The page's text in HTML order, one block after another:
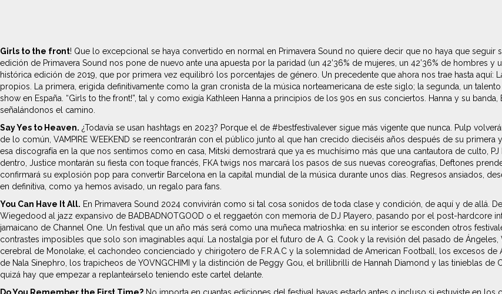
Girls to the front! Que lo excepcional se haya convertido en normal en Primavera Sound no quiere decir que no haya que
edición de Primavera Sound nos pone de nuevo ante una apuesta por la paridad (un 42’36% de mujeres, un 42’36% de hombres
histórica edición de 2019, que por primera vez equilibró los porcentajes de género. Un precedente que ahora nos trae hasta aquí:
propios. La primera, erigida definitivamente como la gran cronista de la música norteamericana de este siglo; la segunda, un
show en España. “Girls to the front!”, tal y como exigía Kathleen Hanna a principios de los 90s en sus conciertos. Hanna y su
señalándonos el camino.
Say Yes to Heaven. ¿Todavía se usan hashtags en 2023? Porque el de #bestfestivalever sigue más vigente que nunca. Pulp
de lo común, VAMPIRE WEEKEND se reencontrarán con el público junto al que han crecido dieciséis años después de su
esa discografía en la que nos sentimos como en casa, Mitski demostrará que ya es muchísimo más que una cantautora de culto,
dentro, Justice montarán su fiesta con toque francés, FKA twigs nos marcará los pasos de sus nuevas coreografías, Deftones
confirmará su explosión pop para convertir Barcelona en la capital mundial de la música durante unos días. Regresos ansiados,
en definitiva, como ya hemos avisado, un regalo para fans.
You Can Have It All. En Primavera Sound 2024 convivirán como si tal cosa sonidos de toda clase y condición, de aquí y de allá.
Wiegedood al jazz expansivo de BADBADNOTGOOD o el reggaetón con memoria de DJ Playero, pasando por el post-
jamaicano de Channel One. Un festival que un año más será como una muñeca matrioshka: en su interior se esconden otros
contrastes imposibles que solo son imaginables aquí. La nostalgia por el futuro de A. G. Cook y la revisión del pasado de
cerebral de Monolake, el cachondeo concienciado y chirigotero de F.R.A.C y la solemnidad de American Football, los excesos
de Nala Sinephro, los trapicheos de YOVNGCHIMI y la distinción de Peggy Gou, el brillibrilli de Hannah Diamond y las tinieblas
quizá hay que empezar a replanteárselo teniendo este cartel delante.